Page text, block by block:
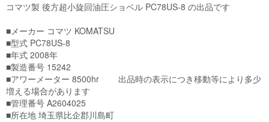
コマツ製 後方超小旋回油圧ショベル PC78US-8 の出品です
■メーカー コマツ KOMATSU
■型式 PC78US-8
■年式 2008年
■製造番号 15242
■アワーメーター 8500hr 　　出品時の表示につき移動等により多少
増える場合があります
■管理番号 A2604025
■所在地 埼玉県比企郡川島町